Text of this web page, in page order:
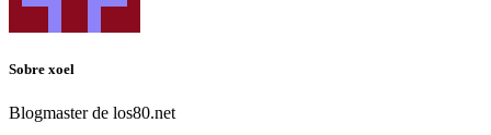
Sobre xoel
Blogmaster de los80.net